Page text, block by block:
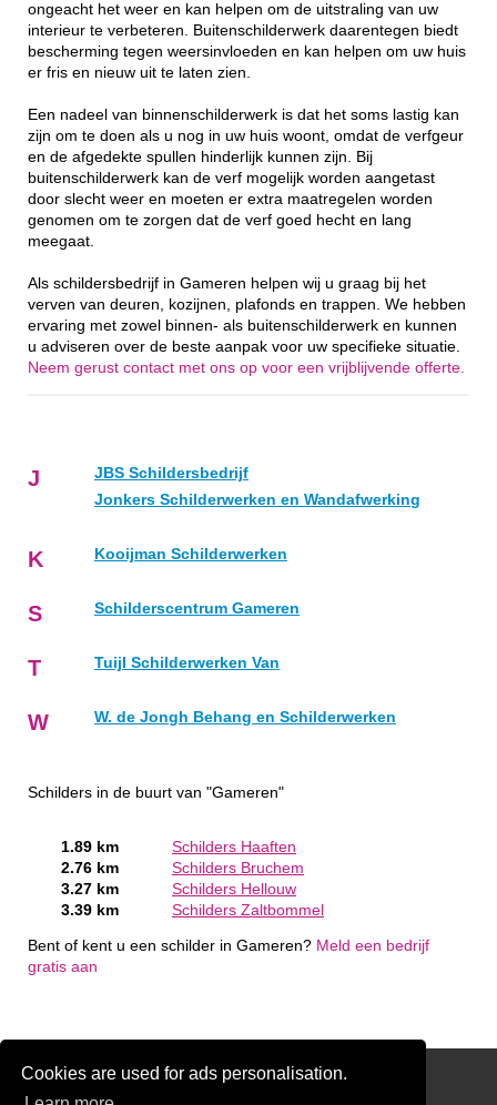
Cookies are used for ads personalisation.
ongeacht het weer en kan helpen om de uitstraling van uw
interieur te verbeteren. Buitenschilderwerk daarentegen biedt
bescherming tegen weersinvloeden en kan helpen om uw huis
er fris en nieuw uit te laten zien.
Een nadeel van binnenschilderwerk is dat het soms lastig kan
zijn om te doen als u nog in uw huis woont, omdat de verfgeur
en de afgedekte spullen hinderlijk kunnen zijn. Bij
buitenschilderwerk kan de verf mogelijk worden aangetast
door slecht weer en moeten er extra maatregelen worden
genomen om te zorgen dat de verf goed hecht en lang
meegaat.
Als schildersbedrijf in Gameren helpen wij u graag bij het
verven van deuren, kozijnen, plafonds en trappen. We hebben
ervaring met zowel binnen- als buitenschilderwerk en kunnen
u adviseren over de beste aanpak voor uw specifieke situatie.
Neem gerust contact met ons op voor een vrijblijvende offerte.
J
JBS Schildersbedrijf
Jonkers Schilderwerken en Wandafwerking
K Kooijman Schilderwerken
S Schilderscentrum Gameren
T Tuijl Schilderwerken Van
W W. de Jongh Behang en Schilderwerken
Schilders in de buurt van "Gameren"
1.89 km
Schilders Haaften
2.76 km
Schilders Bruchem
3.27 km
Schilders Hellouw
3.39 km
Schilders Zaltbommel
Bent of kent u een schilder in Gameren? Meld een bedrijf
gratis aan
Schilder Offerte Aanvragen